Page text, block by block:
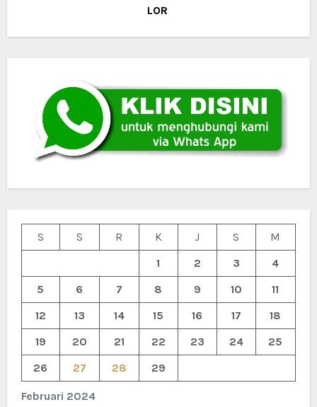
LOR
Februari 2024
S S R K J S
M
1
2 3
4
5
6 7 8 9 10
11
12
13 14 15 16 17
18
19
20 21 22 23 24
25
26
27 28 29